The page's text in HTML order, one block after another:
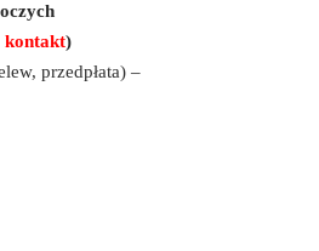
kontakt)
przedpłata) –